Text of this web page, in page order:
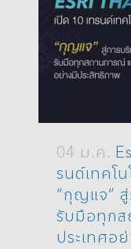
04 ม.ค.
รนด์เทคโ
“กุญแจ”
รับมือทุกส
ประเทศอ